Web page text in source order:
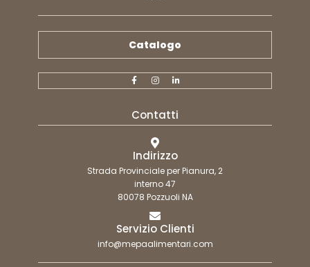
Catalogo
Contatti
Indirizzo
Strada Provinciale per Pianura, 2
interno 47
80078 Pozzuoli NA
Servizio Clienti
info@mepaalimentari.com